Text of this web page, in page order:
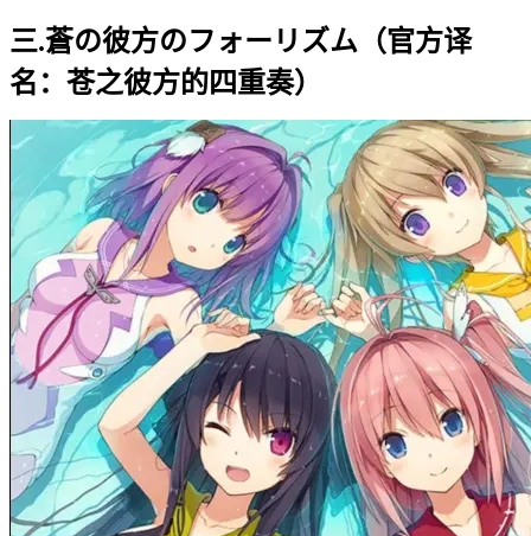
三.蒼の彼方のフォーリズム（官方译
名：苍之彼方的四重奏）